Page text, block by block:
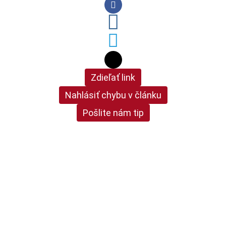
Zdieľať link
Nahlásiť chybu v článku
Pošlite nám tip